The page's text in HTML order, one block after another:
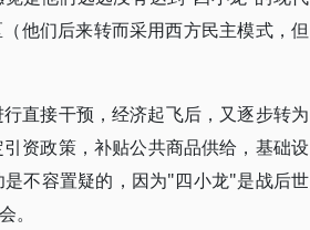
他们后来转而采用西方民主模式，但
直接干预，经济起飞后，又逐步转为
资政策，补贴公共商品供给，基础设
不容置疑的，因为"四小龙"是战后世
。